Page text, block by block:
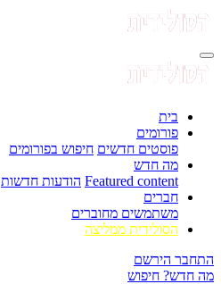
בית
פורומים
פוסטים חדשים חיפוש בפורומים
מה חדש
Featured content הודעות חדשות
חברים
משתמשים מחוברים
הסולידית ממליצה
התחבר הירשם
מה חדש? חיפוש